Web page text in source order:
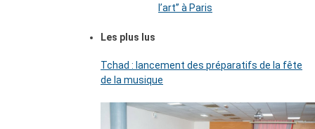
l’art’’ à Paris
Les plus lus
Tchad : lancement des préparatifs de la fête
de la musique